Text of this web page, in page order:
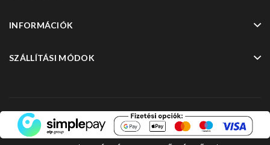
INFORMÁCIÓK
SZÁLLÍTÁSI MÓDOK